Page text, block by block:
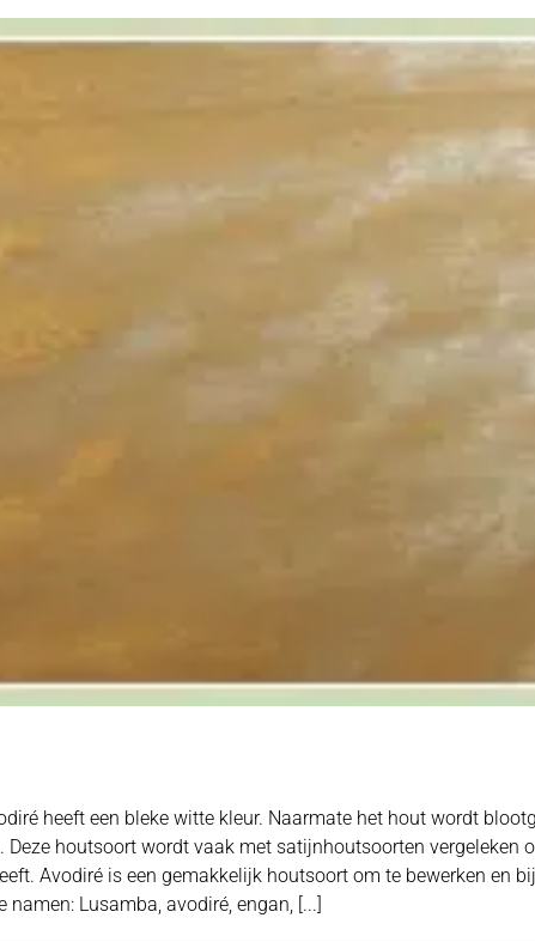
heeft een bleke witte kleur. Naarmate het hout wordt
Deze houtsoort wordt vaak met satijnhoutsoorten vergeleken
Avodiré is een gemakkelijk houtsoort om te bewerken en
namen: Lusamba, avodiré, engan, [...]